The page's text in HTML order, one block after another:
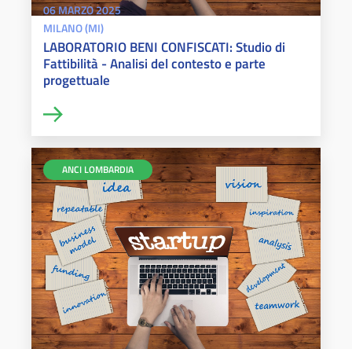
06 MARZO 2025
MILANO (MI)
LABORATORIO BENI CONFISCATI: Studio di
Fattibilità - Analisi del contesto e parte
progettuale
ANCI LOMBARDIA